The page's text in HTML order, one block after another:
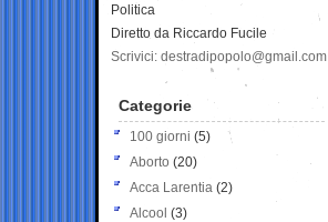
Politica
Diretto da Riccardo Fucile
Scrivici: destradipopolo@gmail.com
Categorie
100 giorni (5)
Aborto (20)
Acca Larentia (2)
Alcool (3)